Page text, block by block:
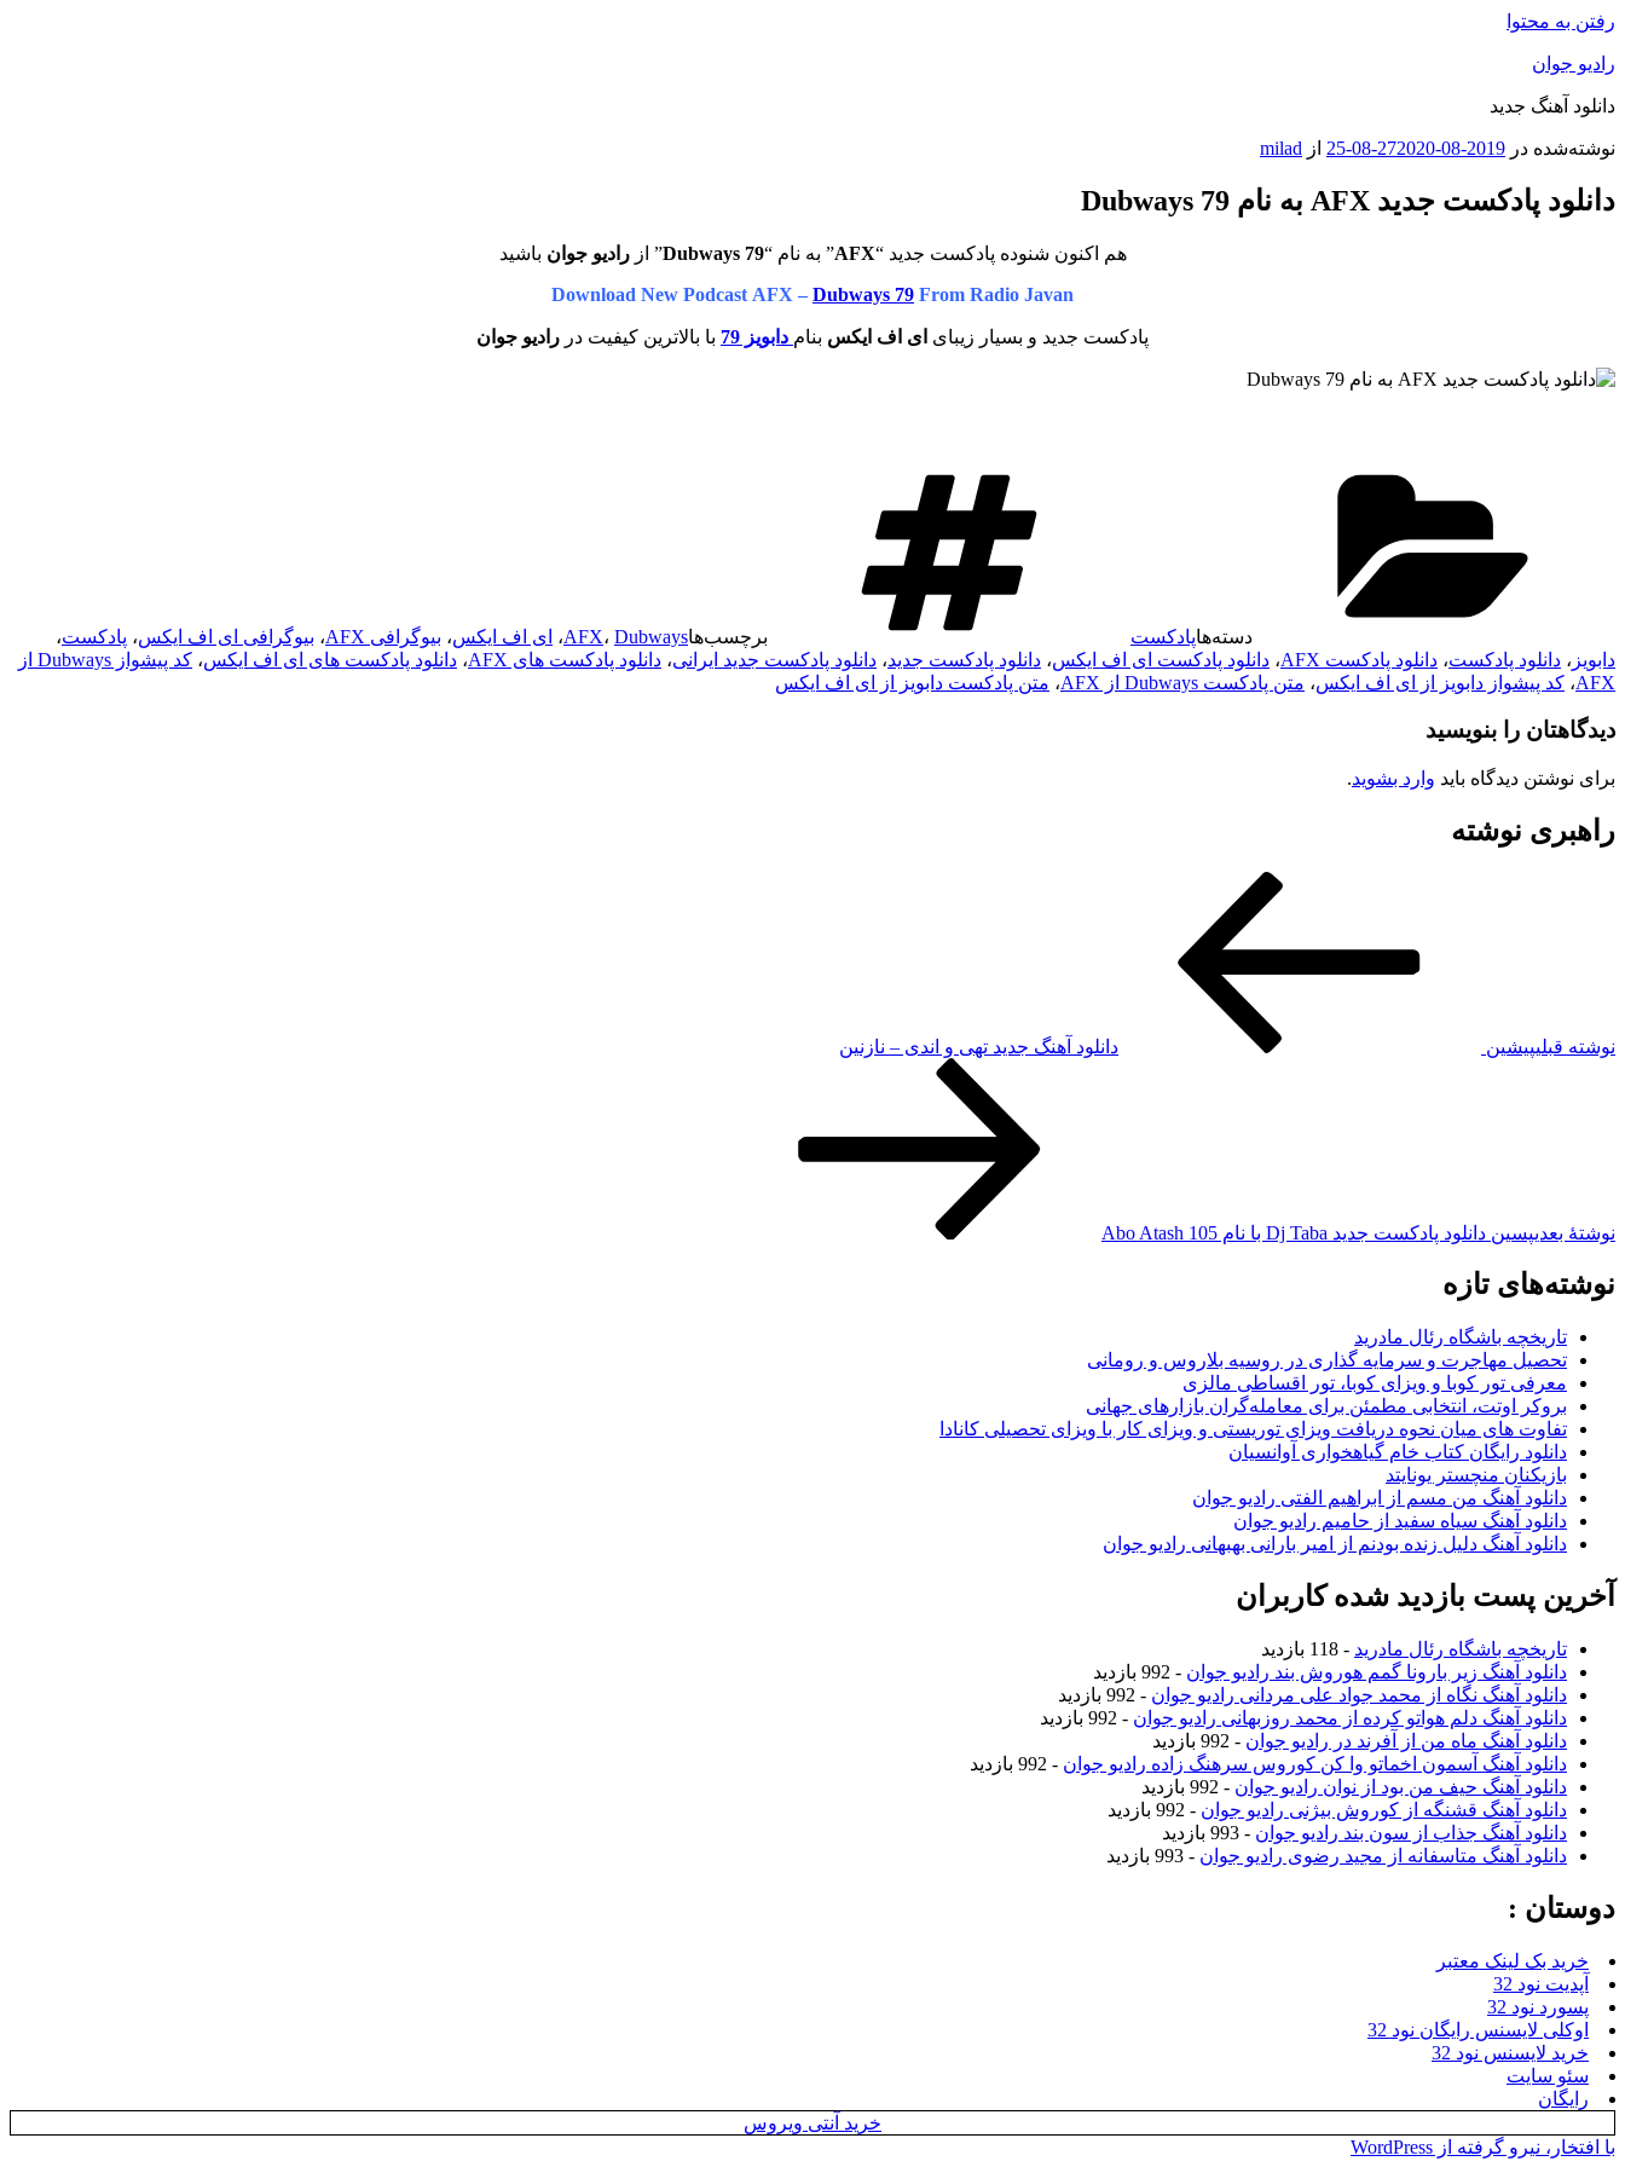
رفتن به محتوا
رادیو جوان
دانلود آهنگ جدید
نوشته‌شده در 2019-08-27
2020-08-25 از milad
دانلود پادکست جدید AFX به نام Dubways 79
هم اکنون شنوده پادکست جدید “AFX” به نام “Dubways 79” ازرادیو جوان باشید
Download New Podcast AFX – Dubways 79 From Radio Javan
پادکست جدید و بسیار زیبای ای اف ایکس بنام دابویز 79 با بالاترین کیفیت در رادیو جوان
دسته‌هاپادکست برچسب‌ها AFX، Dubways ، ای اف ایکس، بیوگرافی AFX ، بیوگرافی ای اف ایکس، پادکست،
دابویز ، دانلود پادکست، دانلود پادکست AFX ، دانلود پادکست ای اف ایکس، دانلود پادکست جدید، دانلود پادکست جدید ایرانی، دانلود پادکست های AFX ، دانلود پادکست های ای اف ایکس،
کد پیشواز Dubways از
AFX، کد پیشواز دابویز از ای اف ایکس، متن پادکست Dubways از AFX ، متن پادکست دابویز از ای اف ایکس
دیدگاهتان را بنویسید
برای نوشتن دیدگاه باید وارد بشوید.
راهبری نوشته
نوشته قبلیپیشین دانلود آهنگ جدید تهی و اندی – نازنین
نوشته‌ٔ بعدیپسین دانلود پادکست جدید Dj Taba با نام Abo Atash 105
نوشته‌های تازه
تاریخچه باشگاه رئال مادرید
تحصیل مهاجرت و سرمایه گذاری در روسیه بلاروس و رومانی
معرفی تور کوبا و ویزای کوبا، تور اقساطی مالزی
بروکر اوتت، انتخابی مطمئن برای معامله‌گران بازارهای جهانی
تفاوت های میان نحوه دریافت ویزای توریستی و ویزای کار با ویزای تحصیلی کانادا
دانلود رایگان کتاب خام گیاهخواری آوانسیان
بازیکنان منچستر یونایتد
دانلود آهنگ من مسم از ابراهیم الفتی رادیو جوان
دانلود آهنگ سیاه سفید از حامیم رادیو جوان
دانلود آهنگ دلیل زنده بودنم از امیر بارانی بهبهانی رادیو جوان
آخرین پست بازدید شده کاربران
تاریخچه باشگاه رئال مادرید - 118 بازدید
دانلود آهنگ زیر بارونا گمم هوروش بند رادیو جوان - 992 بازدید
دانلود آهنگ نگاه از محمد جواد علی مردانی رادیو جوان - 992 بازدید
دانلود آهنگ دلم هواتو کرده از محمد روزبهانی رادیو جوان - 992 بازدید
دانلود آهنگ ماه من از آفرند در رادیو جوان - 992 بازدید
دانلود آهنگ آسمون اخماتو وا کن کوروس سرهنگ زاده رادیو جوان - 992 بازدید
دانلود آهنگ حیف من بود از نوان رادیو جوان - 992 بازدید
دانلود آهنگ قشنگه از کوروش بیژنی رادیو جوان - 992 بازدید
دانلود آهنگ جذاب از سون بند رادیو جوان - 993 بازدید
دانلود آهنگ متاسفانه از مجید رضوی رادیو جوان - 993 بازدید
دوستان :
خرید بک لینک معتبر
آپدیت نود 32
پسورد نود 32
اوکلی لایسنس رایگان نود 32
خرید لایسنس نود 32
سئو سایت
رایگان
خرید آنتی ویروس
با افتخار، نیرو گرفته از WordPress